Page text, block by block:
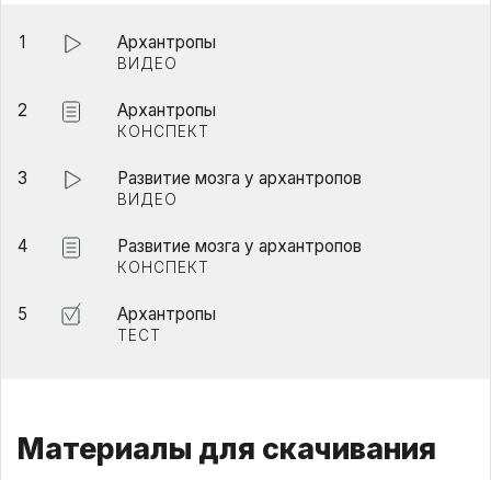
1 Архантропы
ВИДЕО
2 Архантропы
КОНСПЕКТ
3 Развитие мозга у архантропов
ВИДЕО
4 Развитие мозга у архантропов
КОНСПЕКТ
5 Архантропы
ТЕСТ
Материалы для скачивания